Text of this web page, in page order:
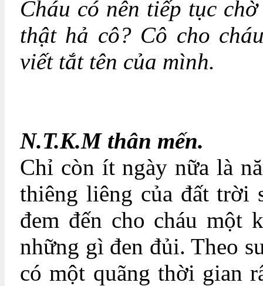
Cháu có nên tiếp tục
thật hả cô? Cô cho
viết tắt tên của mình.
N.T.K.M thân mến.
Chỉ còn ít ngày nữa là
thiêng liêng của đất trời
đem đến cho cháu
những gì đen đủi. Theo
có một quãng thời gian